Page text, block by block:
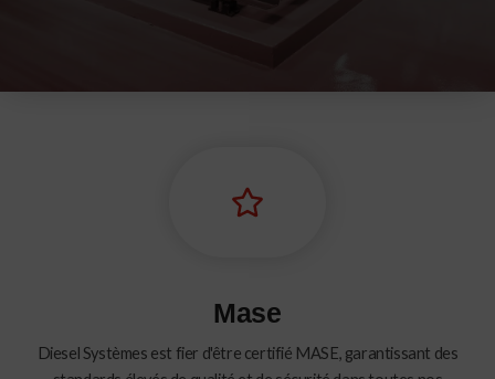
Mase
Diesel Systèmes est fier d'être certifié MASE, garantissant des